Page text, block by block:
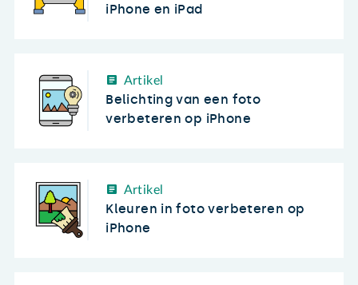
iPhone en iPad
Artikel
Belichting van een foto
verbeteren op iPhone
Artikel
Kleuren in foto verbeteren op
iPhone